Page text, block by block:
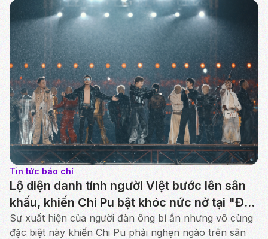
Tin tức báo chí
Lộ diện danh tính người Việt bước lên sân
khấu, khiến Chi Pu bật khóc nức nở tại "Đạp
gió 2023"
Sự xuất hiện của người đàn ông bí ẩn nhưng vô cùng
đặc biệt này khiến Chi Pu phải nghẹn ngào trên sân